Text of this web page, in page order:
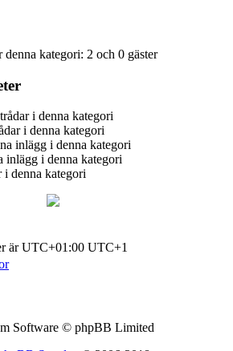
denna kategori: 2 och 0 gäster
i denna kategori
i denna kategori
inlägg i denna kategori
inlägg i denna kategori
denna kategori
är UTC+01:00 UTC+1
Software © phpBB Limited